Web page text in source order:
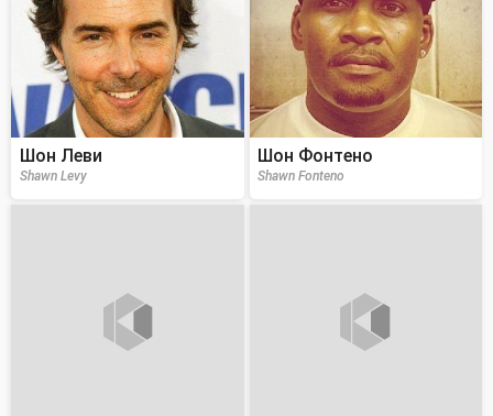
Шон Леви
Shawn Levy
Шон Фонтено
Shawn Fonteno